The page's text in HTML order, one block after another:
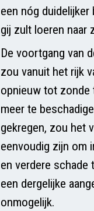
een nóg
gij zult loeren naar
De voortgang van
zou vanuit het rijk
opnieuw tot zonde
meer te
gekregen, zou het
eenvoudig zijn om
en verdere
een dergelijke
onmogelijk.